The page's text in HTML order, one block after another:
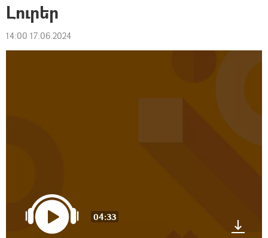
Լուրեր
14:00 17.06.2024
04:33